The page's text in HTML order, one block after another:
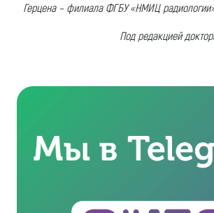
Герцена – филиала ФГБУ «НМИЦ
Под редакцией